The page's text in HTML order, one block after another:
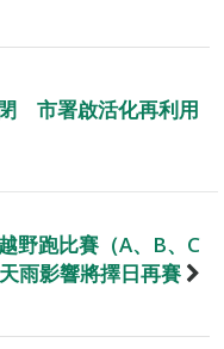
市署啟活化再利用
野跑比賽（A、B、C
雨影響將擇日再賽